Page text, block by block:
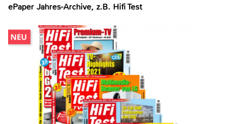
ePaper Jahres-Archive, z.B. Hifi Test